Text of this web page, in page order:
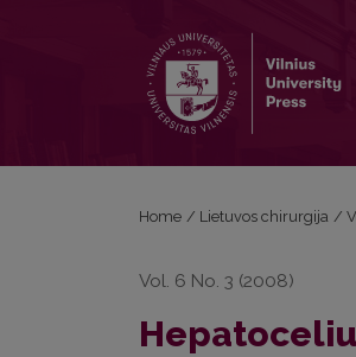
Home / Lietuvos chirurgija /
Vol. 6 No. 3 (2008)